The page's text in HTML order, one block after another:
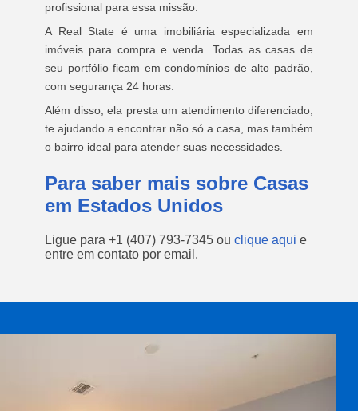
profissional para essa missão.
A Real State é uma imobiliária especializada em
imóveis para compra e venda. Todas as casas de
seu portfólio ficam em condomínios de alto padrão,
com segurança 24 horas.
Além disso, ela presta um atendimento diferenciado,
te ajudando a encontrar não só a casa, mas também
o bairro ideal para atender suas necessidades.
Para saber mais sobre Casas
em Estados Unidos
Ligue para +1 (407) 793-7345 ou clique aqui e
entre em contato por email.